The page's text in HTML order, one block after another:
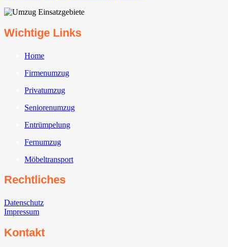
Wichtige Links
Home
Firmenumzug
Privatumzug
Seniorenumzug
Entrümpelung
Fernumzug
Möbeltransport
Rechtliches
Datenschutz
Impressum
Kontakt